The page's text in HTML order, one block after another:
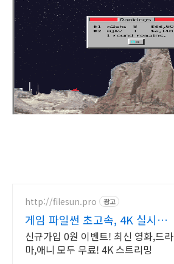
http://filesun.pro 광고
게임 파일썬 초고속, 4K 실시간
보기!
신규가입 0원 이벤트! 최신 영화,드라
마,애니 모두 무료! 4K 스트리밍